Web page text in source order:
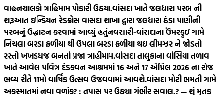
વાહનચાલકો ત્રાહિમામ પોકારી ઉઠયા.વાંસદા ખાતે જલધારા પરબ ની
શરૂઆત ઇન્ડિયન રેડક્રોસ વાસદા શાખા દ્વારા જલધારા ઠંડા પાણીની
પરબનું ઉદ્ઘાટન કરવામાં આવ્યું હતુંનવસારી-વાંસદાના ઉંમરકુઇ ગામે
નિચલા બરડા ફળીયા થી ઉપલા બરડા ફળીયા થઇ લીમઝર ને જોડતો
રસ્તો ખખડધજ બનતાં પ્રજા ત્રાહીમામ.વાંસદા તાલુકાના વાંસિયા તળાવ
ખાતે આવેલ પવિત્ર દંડકવન આશ્રમમાં 16 અને 17 એપ્રિલ 2026 ના રોજ
ભવ્ય રીતે 11મો વાર્ષિક ઉત્સવ ઉજવવામાં આવશે.વાંસદા મોટી ભમતી ગામે
અકસ્માતમાં નવા વળાંક? : તપાસ પર ઉઠ્યા ગંભીર સવાલ.? — શું મૃતક